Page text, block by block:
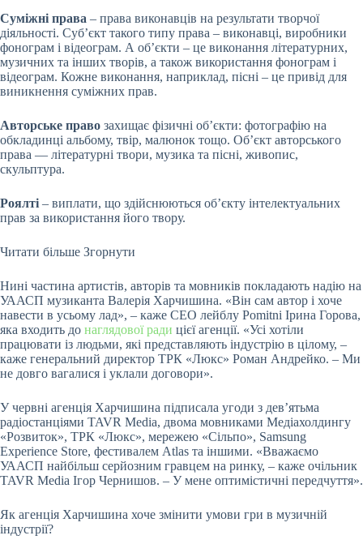
Суміжні права – права виконавців на результати творчої
діяльності. Субʼєкт такого типу права – виконавці, виробники
фонограм і відеограм. А обʼєкти – це виконання літературних,
музичних та інших творів, а також використання фонограм і
відеограм. Кожне виконання, наприклад, пісні – це привід для
виникнення суміжних прав.
Авторське право захищає фізичні обʼєкти: фотографію на
обкладинці альбому, твір, малюнок тощо. Обʼєкт авторського
права — літературні твори, музика та пісні, живопис,
скульптура.
Роялті – виплати, що здійснюються обʼєкту інтелектуальних
прав за використання його твору.
Читати більше Згорнути
Нині частина артистів, авторів та мовників покладають надію на
УААСП музиканта Валерія Харчишина. «Він сам автор і хоче
навести в усьому лад», – каже СЕО лейблу Pomitni Ірина Горова,
яка входить до наглядової ради цієї агенції. «Усі хотіли
працювати із людьми, які представляють індустрію в цілому, –
каже генеральний директор ТРК «Люкс» Роман Андрейко. – Ми
не довго вагалися і уклали договори».
У червні агенція Харчишина підписала угоди з дев’ятьма
радіостанціями TAVR Mediа, двома мовниками Медіахолдингу
«Розвиток», ТРК «Люкс», мережею «Сільпо», Samsung
Experience Store, фестивалем Atlas та іншими. «Вважаємо
УААСП найбільш серйозним гравцем на ринку, – каже очільник
TAVR Mediа Ігор Чернишов. – У мене оптимістичні передчуття».
Як агенція Харчишина хоче змінити умови гри в музичній
індустрії?